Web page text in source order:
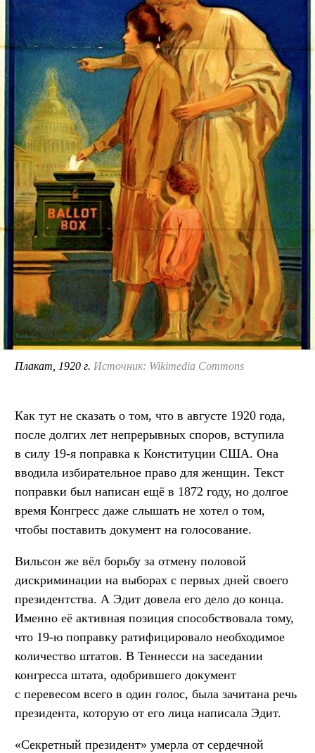
Плакат, 1920 г. Источник: Wikimedia Commons
Как тут не сказать о том, что в августе 1920 года,
после долгих лет непрерывных споров, вступила
в силу 19-я поправка к Конституции США. Она
вводила избирательное право для женщин. Текст
поправки был написан ещё в 1872 году, но долгое
время Конгресс даже слышать не хотел о том,
чтобы поставить документ на голосование.
Вильсон же вёл борьбу за отмену половой
дискриминации на выборах с первых дней своего
президентства. А Эдит довела его дело до конца.
Именно её активная позиция способствовала тому,
что 19-ю поправку ратифицировало необходимое
количество штатов. В Теннесси на заседании
конгресса штата, одобрившего документ
с перевесом всего в один голос, была зачитана речь
президента, которую от его лица написала Эдит.
«Секретный президент» умерла от сердечной